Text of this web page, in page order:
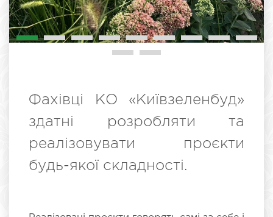
Фахівці КО «Київзеленбуд»
здатні розробляти та
реалізовувати проєкти
будь-якої складності.